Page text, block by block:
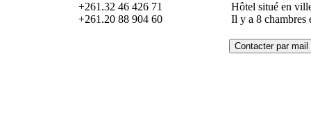
+261.32 46 426 71
+261.20 88 904 60
Hôtel situé en
Il y a 8 chambres